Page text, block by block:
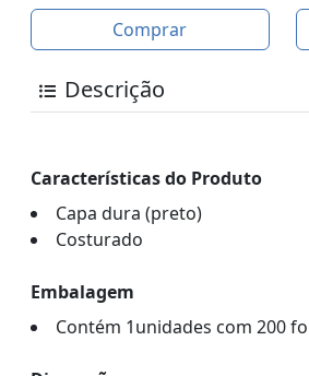
Comprar
Descrição
Características do Produto
Capa dura (preto)
Costurado
Embalagem
Contém 1unidades com 200